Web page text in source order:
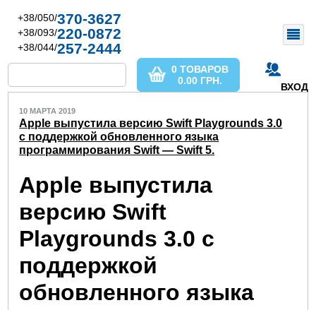
+38/050/370-3627
+38/093/220-0872
+38/044/257-2444
ВХОД
0 ТОВАРОВ
0.00 ГРН.
10 МАРТА 2019
Apple выпустила версию Swift Playgrounds 3.0
с поддержкой обновленного языка
программирования Swift — Swift 5.
Apple выпустила
версию Swift
Playgrounds 3.0 с
поддержкой
обновленного языка